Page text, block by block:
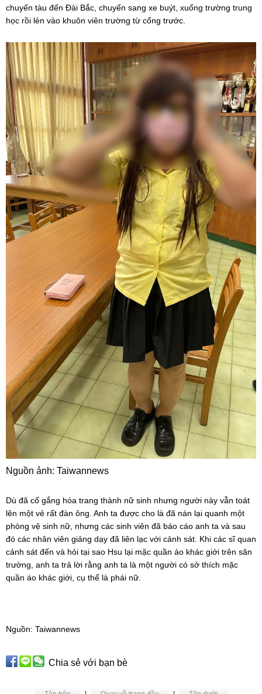
chuyến tàu đến Đài Bắc, chuyển sang xe buýt, xuống trường trung
học rồi lẻn vào khuôn viên trường từ cổng trước.
Nguồn ảnh: Taiwannews
Dù đã cố gắng hóa trang thành nữ sinh nhưng người này vẫn toát
lên một vẻ rất đàn ông. Anh ta được cho là đã nán lại quanh một
phòng vệ sinh nữ, nhưng các sinh viên đã báo cáo anh ta và sau
đó các nhân viên giảng dạy đã liên lạc với cảnh sát. Khi các sĩ quan
cảnh sát đến và hỏi tại sao Hsu lại mặc quần áo khác giới trên sân
trường, anh ta trả lời rằng anh ta là một người có sở thích mặc
quần áo khác giới, cụ thể là phái nữ.
Nguồn: Taiwannews
Chia sẻ với bạn bè